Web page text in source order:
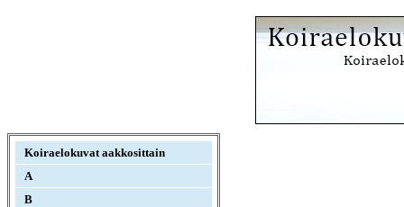
Koiraelokuvat aakkosittain
A
B